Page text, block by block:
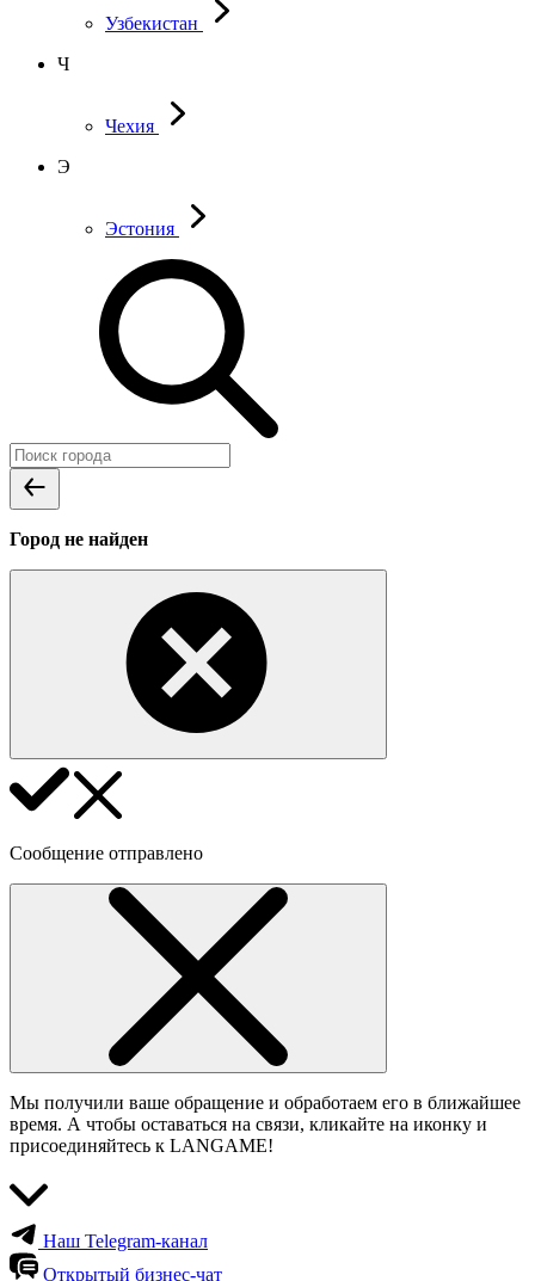
Узбекистан
Ч
Чехия
Э
Эстония
Город не найден
Сообщение отправлено
Мы получили ваше обращение и обработаем его в ближайшее
время. А чтобы оставаться на связи, кликайте на иконку и
присоединяйтесь к LANGAME!
Наш Telegram-канал
Открытый бизнес-чат